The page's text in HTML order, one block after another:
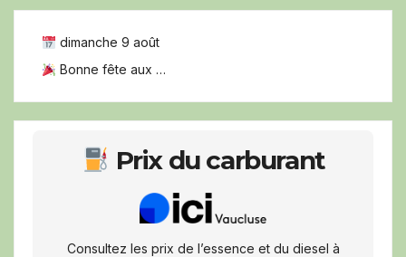
dimanche 9 août
Bonne fête aux …
Prix du carburant
Consultez les prix de l’essence et du diesel à